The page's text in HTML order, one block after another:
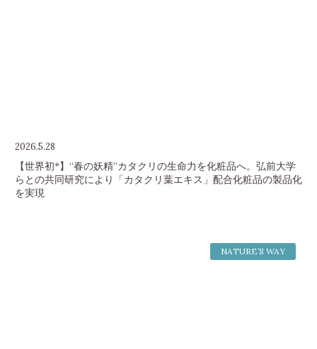
2026.5.28
【世界初*】“春の妖精”カタクリの生命力を化粧品へ。弘前大学
らとの共同研究により「カタクリ葉エキス」配合化粧品の製品化
を実現
NATURE’S WAY